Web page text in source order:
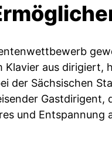
Klavier aus dirigiert,
der Sächsischen
Gastdirigent,
und Entspannung